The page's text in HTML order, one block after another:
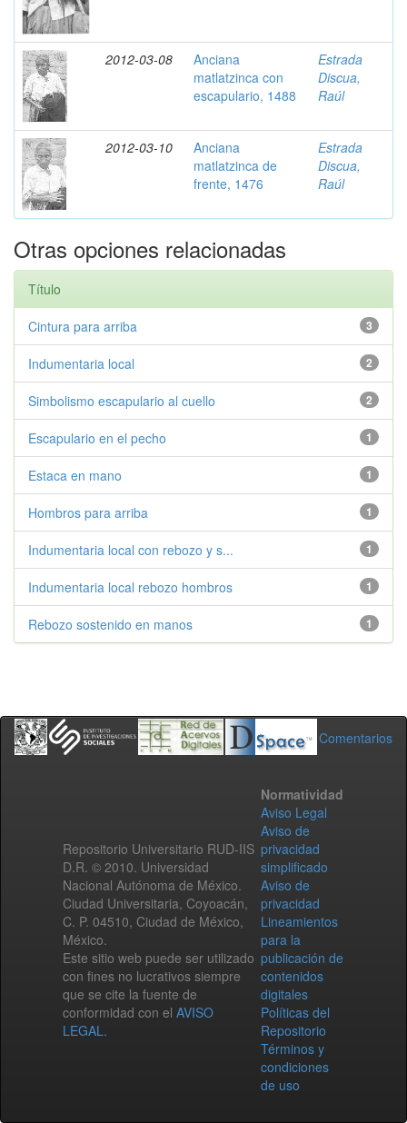
2012-03-08
Anciana
matlatzinca con
escapulario, 1488
Estrada
Discua,
Raúl
2012-03-10
Anciana
matlatzinca de
frente, 1476
Estrada
Discua,
Raúl
Otras opciones relacionadas
Título
3
Cintura para arriba
2
Indumentaria local
2
Simbolismo escapulario al cuello
1
Escapulario en el pecho
1
Estaca en mano
1
Hombros para arriba
1
Indumentaria local con rebozo y s...
1
Indumentaria local rebozo hombros
1
Rebozo sostenido en manos
Comentarios
Repositorio Universitario RUD-IIS
D.R. © 2010. Universidad
Nacional Autónoma de México.
Ciudad Universitaria, Coyoacán,
C. P. 04510, Ciudad de México,
México.
Este sitio web puede ser utilizado
con fines no lucrativos siempre
que se cite la fuente de
conformidad con el AVISO
LEGAL.
Normatividad
Aviso Legal
Aviso de
privacidad
simplificado
Aviso de
privacidad
Lineamientos
para la
publicación de
contenidos
digitales
Políticas del
Repositorio
Términos y
condiciones
de uso